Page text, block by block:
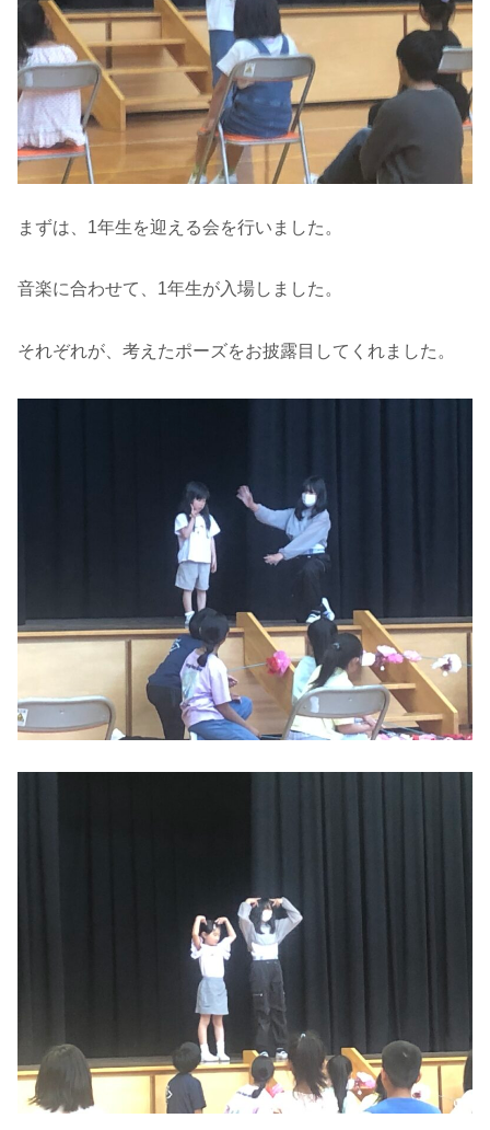
まずは、1年生を迎える会を行いました。
音楽に合わせて、1年生が入場しました。
それぞれが、考えたポーズをお披露目してくれました。